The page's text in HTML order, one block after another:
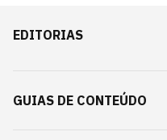
EDITORIAS
GUIAS DE CONTEÚDO